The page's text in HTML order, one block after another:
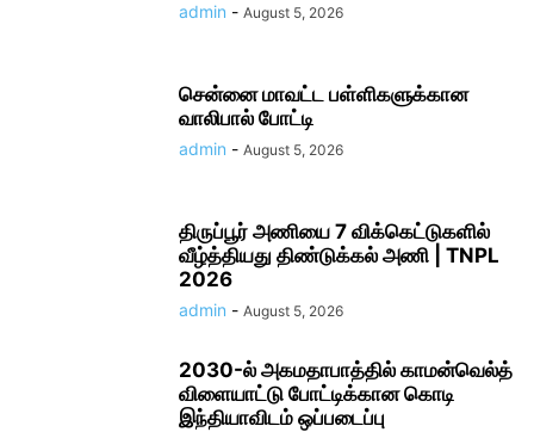
admin - August 5, 2026
சென்னை மாவட்ட பள்ளிகளுக்​கான
வாலிபால் போட்டி
admin - August 5, 2026
திருப்பூர் அணியை 7 விக்கெட்டுகளில்
வீழ்த்தியது திண்டுக்கல் அணி | TNPL
2026
admin - August 5, 2026
2030-ல் அகமதாபாத்தில் காமன்வெல்த்
விளையாட்டு போட்டிக்கான கொடி
இந்தியாவிடம் ஒப்படைப்பு